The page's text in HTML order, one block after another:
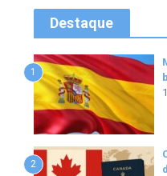
Destaque
1
2